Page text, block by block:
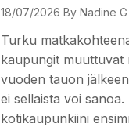
18/07/2026 By Nadine G
Turku
kaupungit muuttuvat
vuoden tauon
ei sellaista voi
kotikaupunkiini